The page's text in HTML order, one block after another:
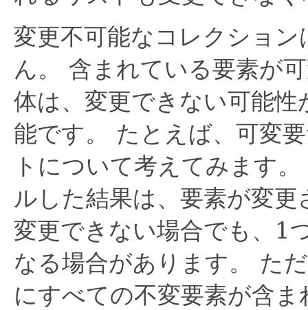
変更不可能なコレクショ
ん。
含まれている要素が
体は、変更できない可能
能です。
たとえば、可変
トについて考えてみます。
ルした結果は、要素が変
変更できない場合でも、1
なる場合があります。
た
にすべての不変要素が含